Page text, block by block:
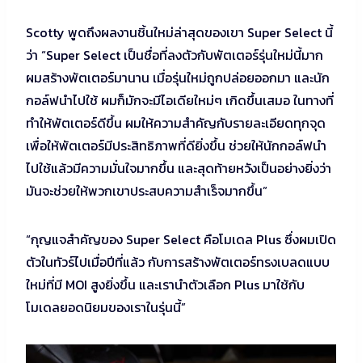
Scotty พูดถึงผลงานชิ้นใหม่ล่าสุดของเขา Super Select นี้
ว่า “Super Select เป็นชื่อที่ลงตัวกับพัตเตอร์รุ่นใหม่นี้มาก
ผมสร้างพัตเตอร์มานาน เมื่อรุ่นใหม่ถูกปล่อยออกมา และนัก
กอล์ฟนำไปใช้ ผมก็มักจะมีไอเดียใหม่ๆ เกิดขึ้นเสมอ ในทางที่
ทำให้พัตเตอร์ดีขึ้น ผมให้ความสำคัญกับรายละเอียดทุกจุด
เพื่อให้พัตเตอร์มีประสิทธิภาพที่ดียิ่งขึ้น ช่วยให้นักกอล์ฟนำ
ไปใช้แล้วมีความมั่นใจมากขึ้น และสุดท้ายหวังเป็นอย่างยิ่งว่า
มันจะช่วยให้พวกเขาประสบความสำเร็จมากขึ้น”
“กุญแจสำคัญของ Super Select คือโมเดล Plus ซึ่งผมเปิด
ตัวในทัวร์ไปเมื่อปีที่แล้ว กับการสร้างพัตเตอร์ทรงเบลดแบบ
ใหม่ที่มี MOI สูงยิ่งขึ้น และเรานำตัวเลือก Plus มาใช้กับ
โมเดลยอดนิยมของเราในรุ่นนี้”